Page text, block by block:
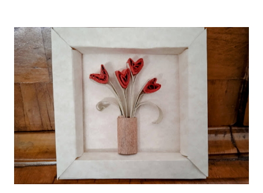
con una colorata ghirlanda di carta crespa. Per ammortizzare la
spesa di dover comprare 19 coccarde uguali e perché, diciamolo
pure, a me piace impelagarmi in queste cose, le coccarde le ho
realizzate io. Come? Ora ve lo spiego. Materiali occorrenti: carta
crespa colorata basi piccole per spille cartone pressato colla a
caldo 19 tondini di carta con su stampato il n. 1 Io ho comprato la
carta crespa già...